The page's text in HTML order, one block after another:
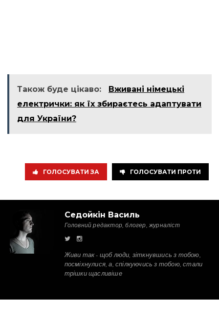
Також буде цікаво:
Вживані німецькі
електрички: як їх збираєтесь адаптувати
для України?
ГОЛОСУВАТИ ЗА ГОЛОСУВАТИ ПРОТИ
Седойкін Василь
Головний редактор, блогер, журналіст
Живи так - щоб люди, зіткнувшись з тобою,
посміхнулися, а, спілкуючись з тобою, стали
трішки щасливіше